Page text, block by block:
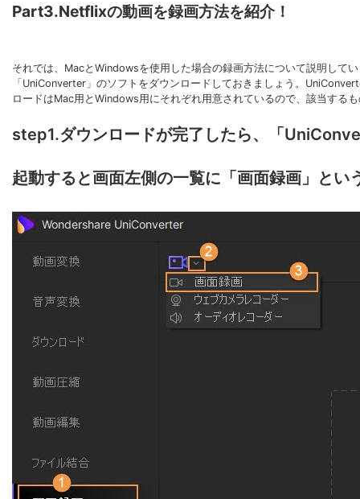
Part3.Netflixの動画を録画方法を紹介！
それでは、MacとWindowsを使用した場合の録画方法について説明して
「UniConverter」のソフトをダウンロードしておきましょう。
ロードはMac用とWindows用にそれぞれ用意されているので、該当する
step1.ダウンロードが完了したら、「
起動すると画面左側の一覧に「画面録画」と